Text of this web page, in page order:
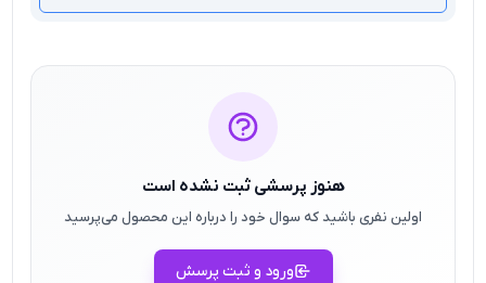
هنوز پرسشی ثبت نشده است
اولین نفری باشید که سوال خود را درباره این محصول می‌پرسید
ورود و ثبت پرسش